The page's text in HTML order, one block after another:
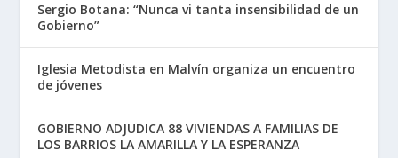
Sergio Botana: “Nunca vi tanta insensibilidad de un
Gobierno”
Iglesia Metodista en Malvín organiza un encuentro
de jóvenes
GOBIERNO ADJUDICA 88 VIVIENDAS A FAMILIAS DE
LOS BARRIOS LA AMARILLA Y LA ESPERANZA